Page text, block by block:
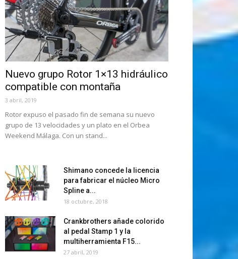
Nuevo grupo Rotor 1×13 hidráulico
compatible con montaña
3 abril, 2019
Rotor expuso el pasado fin de semana su nuevo
grupo de 13 velocidades y un plato en el Orbea
Weekend Málaga. Con un stand...
Shimano concede la licencia
para fabricar el núcleo Micro
Spline a...
18 octubre, 2018
Crankbrothers añade colorido
al pedal Stamp 1 y la
multiherramienta F15...
27 abril, 2019